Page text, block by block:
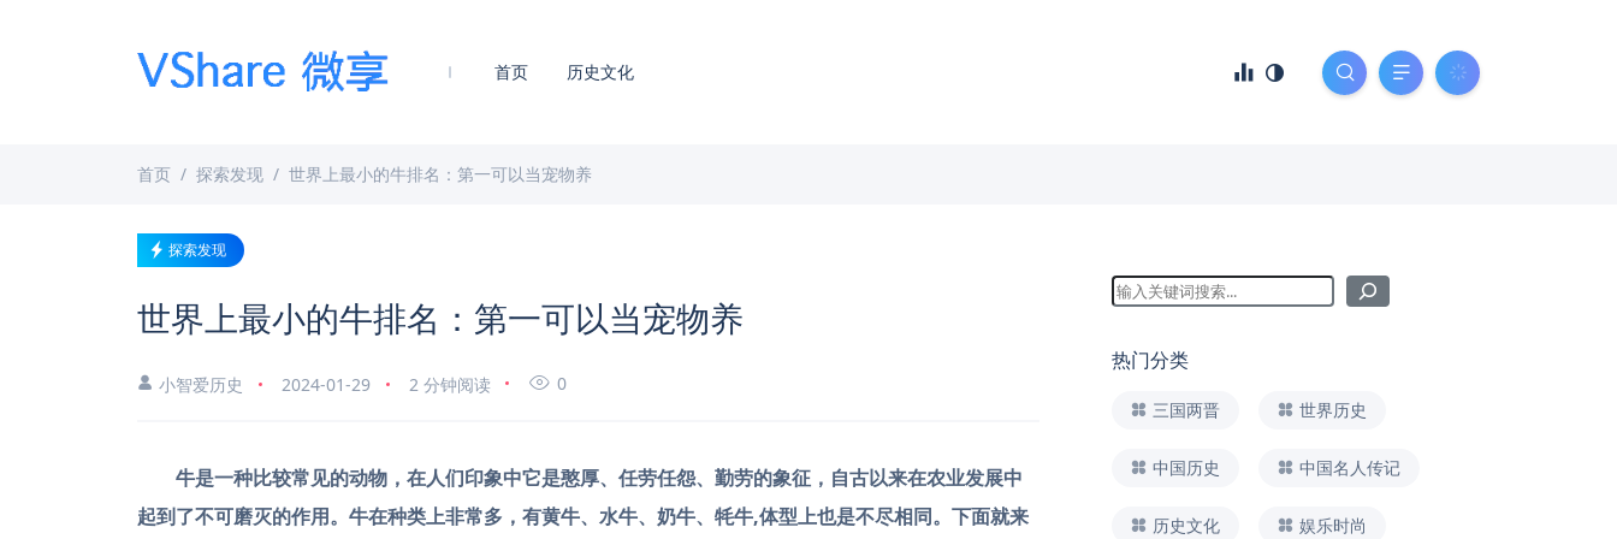
首页 历史文化
首页 探索发现 世界上最小的牛排名：第一可以当宠物养
探索发现
世界上最小的牛排名：第一可以当宠物养
小智爱历史 2024-01-29 2 分钟阅读 0
牛是一种比较常见的动物，在人们印象中它是憨厚、任劳任怨、勤劳的象征，自古以来在农业发展中
起到了不可磨灭的作用。牛在种类上非常多，有黄牛、水牛、奶牛、牦牛,体型上也是不尽相同。下面就来
热门分类
三国两晋 世界历史
中国历史 中国名人传记
历史文化 娱乐时尚